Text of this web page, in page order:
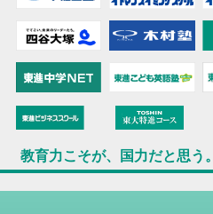
教育力こそが、国力だと思う。